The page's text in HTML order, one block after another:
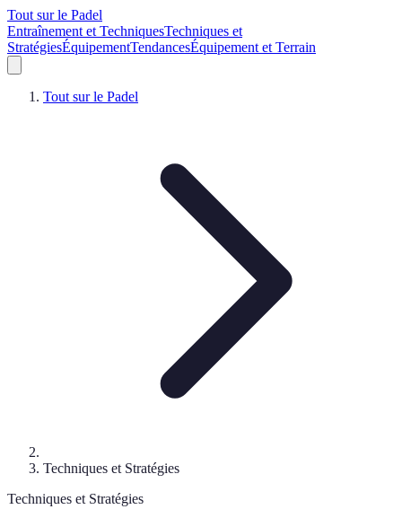
Tout sur le Padel
Entraînement et TechniquesTechniques et
StratégiesÉquipementTendancesÉquipement et Terrain
Tout sur le Padel
Techniques et Stratégies
Techniques et Stratégies